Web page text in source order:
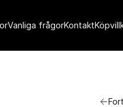
Vanliga frågorKontakt